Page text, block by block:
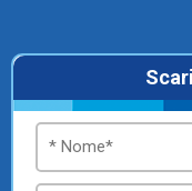
TeamSystem Store